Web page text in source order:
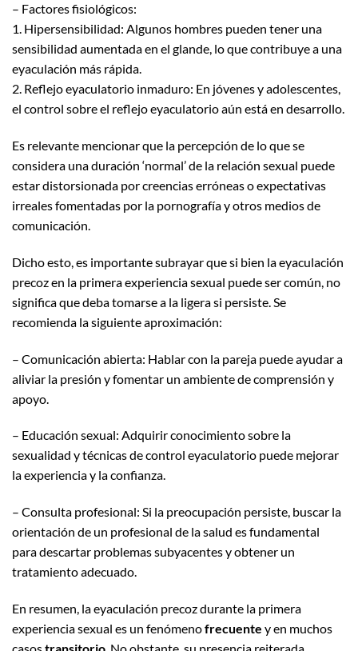
– Factores fisiológicos:
1. Hipersensibilidad: Algunos hombres pueden tener una
sensibilidad aumentada en el glande, lo que contribuye a una
eyaculación más rápida.
2. Reflejo eyaculatorio inmaduro: En jóvenes y adolescentes,
el control sobre el reflejo eyaculatorio aún está en desarrollo.
Es relevante mencionar que la percepción de lo que se
considera una duración ‘normal’ de la relación sexual puede
estar distorsionada por creencias erróneas o expectativas
irreales fomentadas por la pornografía y otros medios de
comunicación.
Dicho esto, es importante subrayar que si bien la eyaculación
precoz en la primera experiencia sexual puede ser común, no
significa que deba tomarse a la ligera si persiste. Se
recomienda la siguiente aproximación:
– Comunicación abierta: Hablar con la pareja puede ayudar a
aliviar la presión y fomentar un ambiente de comprensión y
apoyo.
– Educación sexual: Adquirir conocimiento sobre la
sexualidad y técnicas de control eyaculatorio puede mejorar
la experiencia y la confianza.
– Consulta profesional: Si la preocupación persiste, buscar la
orientación de un profesional de la salud es fundamental
para descartar problemas subyacentes y obtener un
tratamiento adecuado.
En resumen, la eyaculación precoz durante la primera
experiencia sexual es un fenómenofrecuente y en muchos